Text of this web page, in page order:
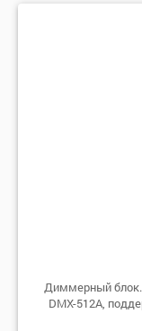
Диммерный блок.
DMX-512A,